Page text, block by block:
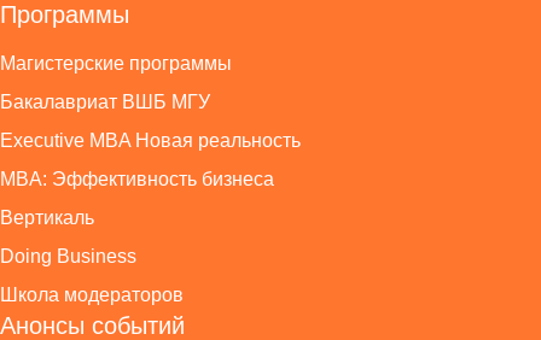
Программы
Магистерские программы
Бакалавриат ВШБ МГУ
Executive MBA Новая реальность
MBA: Эффективность бизнеса
Вертикаль
Doing Business
Школа модераторов
Анонсы событий